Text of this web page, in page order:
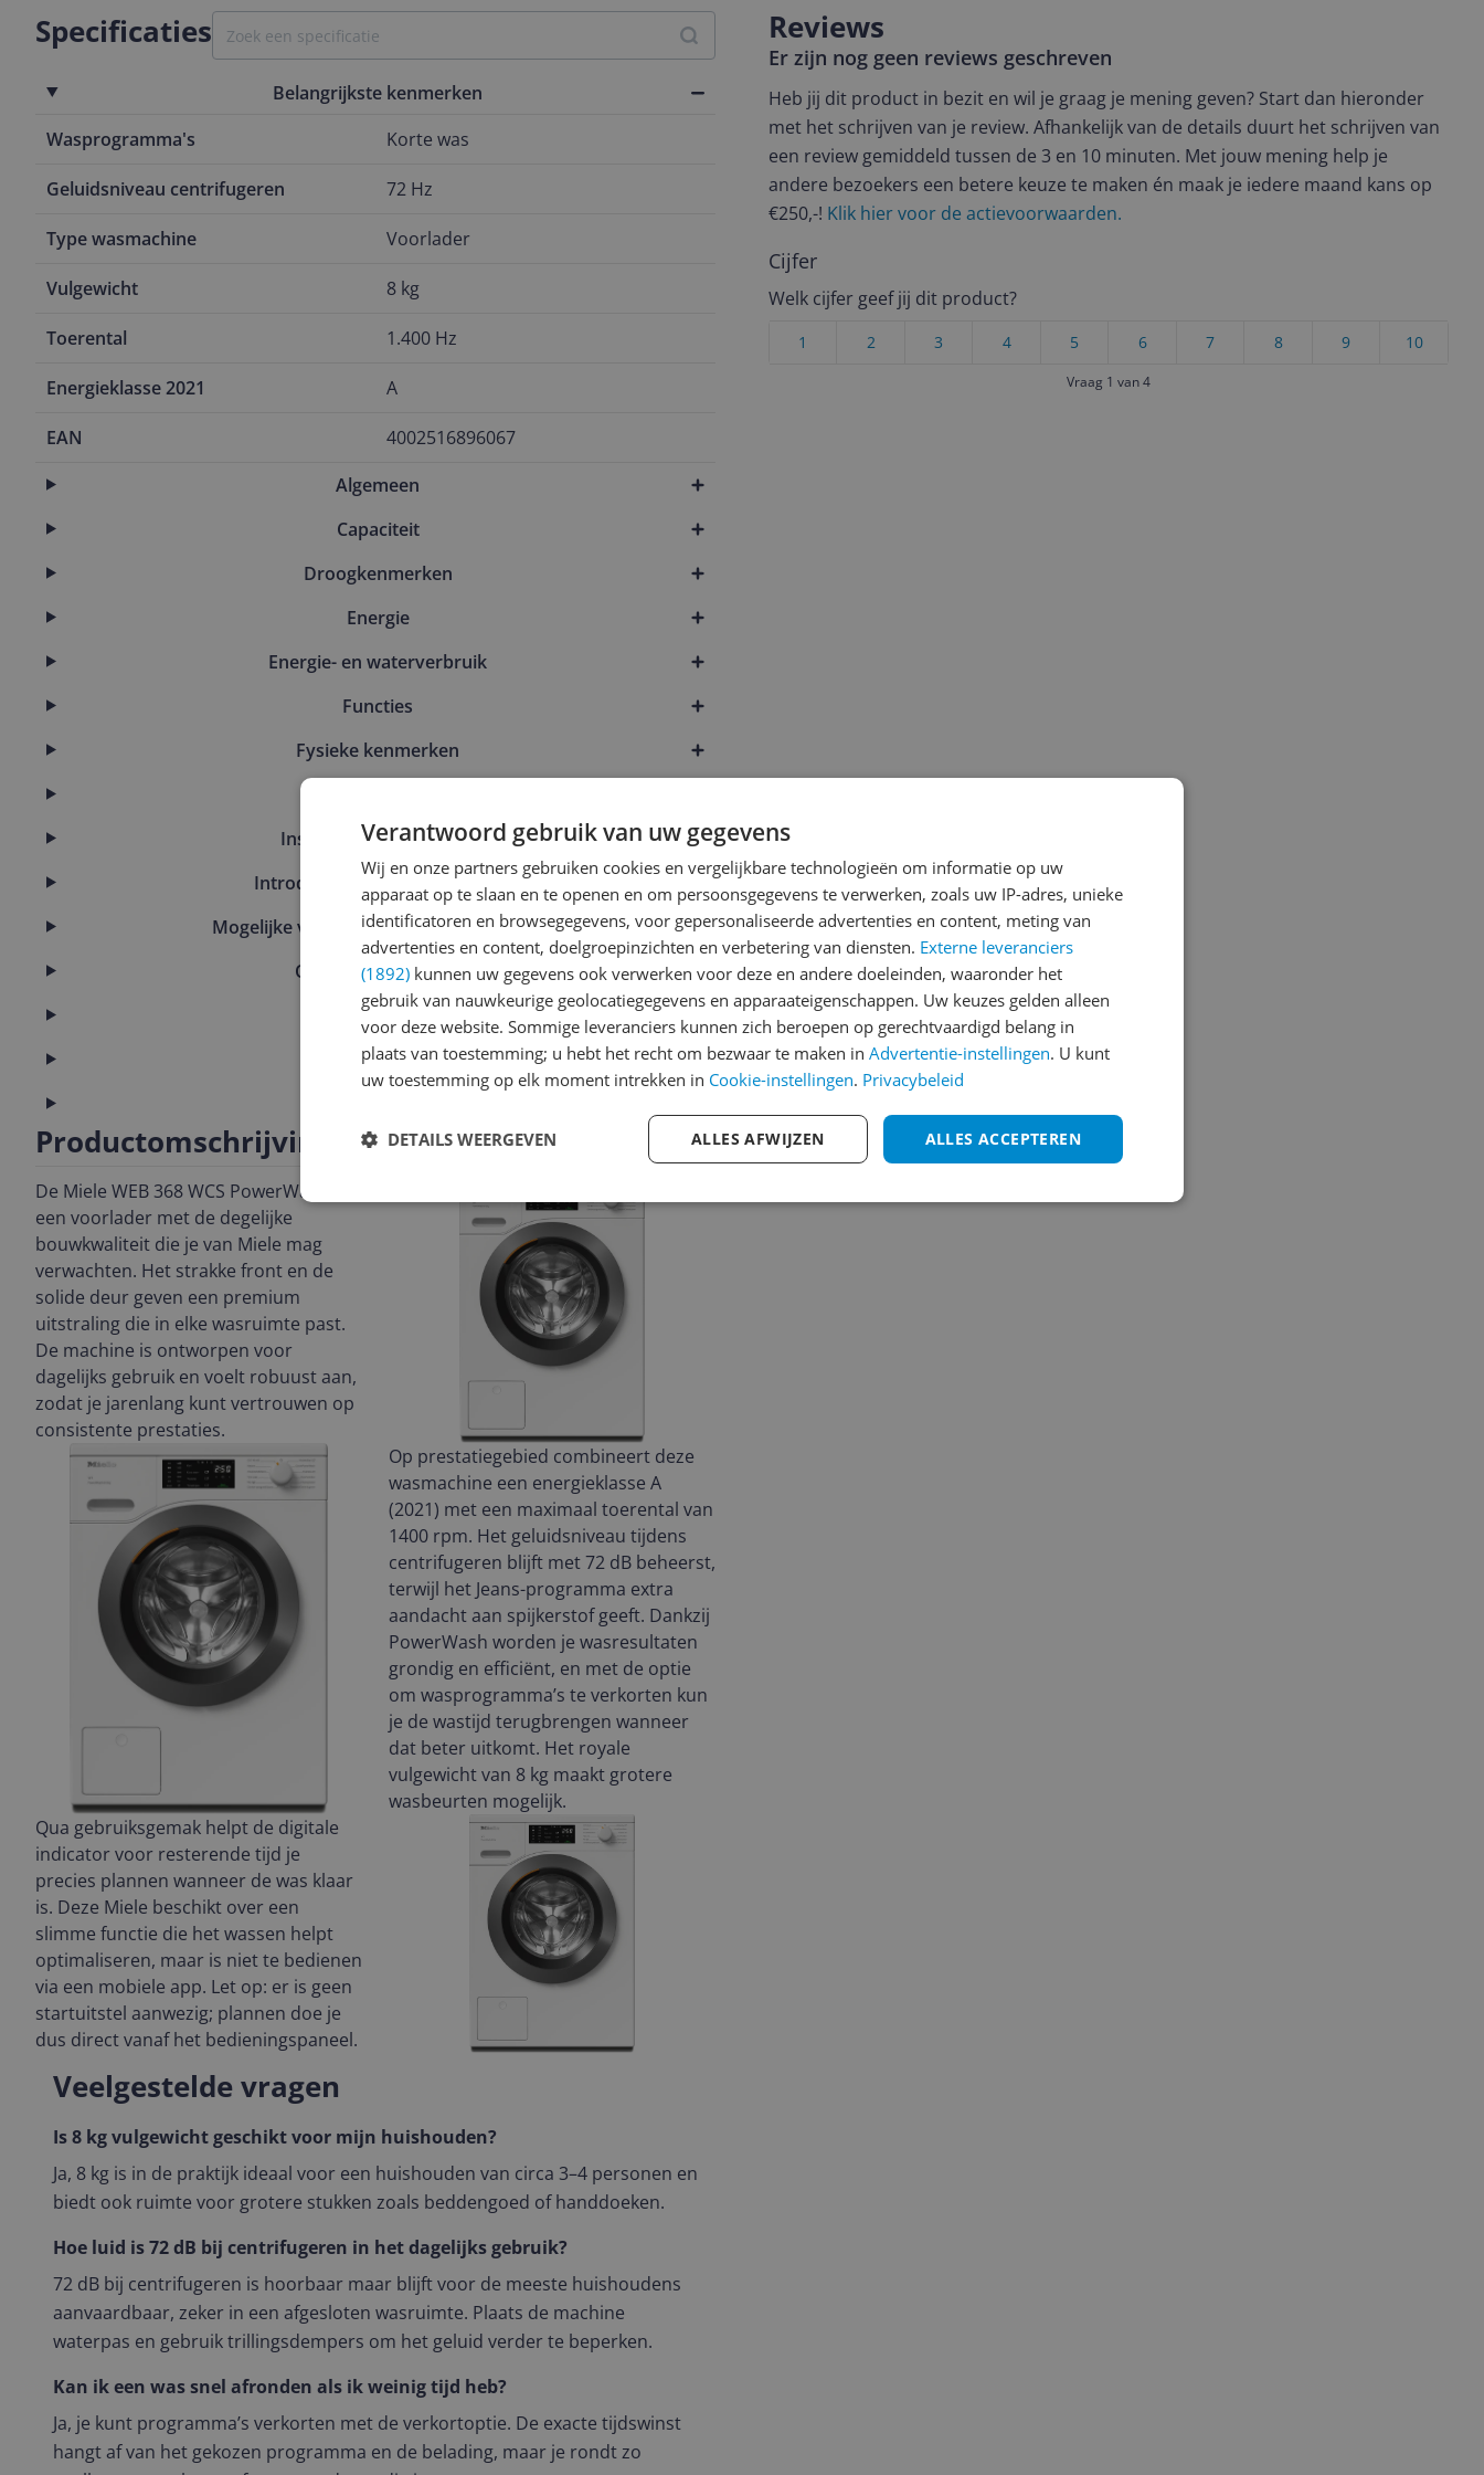
Specificaties
Belangrijkste kenmerken
Wasprogramma's
Korte was
Geluidsniveau centrifugeren 72 Hz
Type wasmachine Voorlader
Vulgewicht 8 kg
Toerental 1.400 Hz
Energieklasse 2021 A
EAN
4002516896067
Algemeen
Capaciteit
Droogkenmerken
Energie
Energie- en waterverbruik
Functies
Fysieke kenmerken
Instellingen en functies
Introductie en ondersteuning
Mogelijke vereisten instellen en gebruik
Overige kenmerken
Productinformatie
Technisch
Productomschrijving
De Miele WEB 368 WCS PowerWash is
een voorlader met de degelijke
bouwkwaliteit die je van Miele mag
verwachten. Het strakke front en de
solide deur geven een premium
uitstraling die in elke wasruimte past.
De machine is ontworpen voor
dagelijks gebruik en voelt robuust aan,
zodat je jarenlang kunt vertrouwen op
consistente prestaties.
Op prestatiegebied combineert deze
wasmachine een energieklasse A
(2021) met een maximaal toerental van
1400 rpm. Het geluidsniveau tijdens
centrifugeren blijft met 72 dB beheerst,
terwijl het Jeans-programma extra
aandacht aan spijkerstof geeft. Dankzij
PowerWash worden je wasresultaten
grondig en efficiënt, en met de optie
om wasprogramma’s te verkorten kun
je de wastijd terugbrengen wanneer
dat beter uitkomt. Het royale
vulgewicht van 8 kg maakt grotere
wasbeurten mogelijk.
Qua gebruiksgemak helpt de digitale
indicator voor resterende tijd je
precies plannen wanneer de was klaar
is. Deze Miele beschikt over een
slimme functie die het wassen helpt
optimaliseren, maar is niet te bedienen
via een mobiele app. Let op: er is geen
startuitstel aanwezig; plannen doe je
dus direct vanaf het bedieningspaneel.
Veelgestelde vragen
Is 8 kg vulgewicht geschikt voor mijn huishouden?
Ja, 8 kg is in de praktijk ideaal voor een huishouden van circa 3–4 personen en
biedt ook ruimte voor grotere stukken zoals beddengoed of handdoeken.
Hoe luid is 72 dB bij centrifugeren in het dagelijks gebruik?
72 dB bij centrifugeren is hoorbaar maar blijft voor de meeste huishoudens
aanvaardbaar, zeker in een afgesloten wasruimte. Plaats de machine
waterpas en gebruik trillingsdempers om het geluid verder te beperken.
Kan ik een was snel afronden als ik weinig tijd heb?
Ja, je kunt programma’s verkorten met de verkortoptie. De exacte tijdswinst
hangt af van het gekozen programma en de belading, maar je rondt zo
Reviews
Er zijn nog geen reviews geschreven
Heb jij dit product in bezit en wil je graag je mening geven? Start dan hieronder
met het schrijven van je review. Afhankelijk van de details duurt het schrijven van
een review gemiddeld tussen de 3 en 10 minuten. Met jouw mening help je
andere bezoekers een betere keuze te maken én maak je iedere maand kans op
€250,-! Klik hier voor de actievoorwaarden.
Cijfer
Welk cijfer geef jij dit product?
10
9
8
7
6
5
4
3
2
1
Vraag 1 van 4
Verantwoord gebruik van uw gegevens
Wij en onze partners gebruiken cookies en vergelijkbare technologieën om informatie op uw
apparaat op te slaan en te openen en om persoonsgegevens te verwerken, zoals uw IP-adres, unieke
identificatoren en browsegegevens, voor gepersonaliseerde advertenties en content, meting van
advertenties en content, doelgroepinzichten en verbetering van diensten. Externe leveranciers
(1892) kunnen uw gegevens ook verwerken voor deze en andere doeleinden, waaronder het
gebruik van nauwkeurige geolocatiegegevens en apparaateigenschappen. Uw keuzes gelden alleen
voor deze website. Sommige leveranciers kunnen zich beroepen op gerechtvaardigd belang in
plaats van toestemming; u hebt het recht om bezwaar te maken in Advertentie-instellingen. U kunt
uw toestemming op elk moment intrekken in Cookie-instellingen. Privacybeleid
ALLES ACCEPTEREN
ALLES AFWIJZEN
DETAILS WEERGEVEN